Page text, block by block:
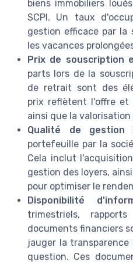
biens immobiliers
SCPI. Un taux
gestion efficace par
les vacances
Prix de souscription
parts lors de la
de retrait sont des
prix reflètent l'offre et
ainsi que la valorisation
Qualité de gestion
portefeuille par la
Cela inclut
gestion des loyers,
pour optimiser le
Disponibilité
trimestriels,
documents financiers
jauger la transparence
question. Ces